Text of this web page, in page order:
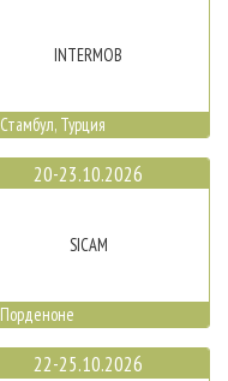
INTERMOB
Стамбул, Турция
20-23.10.2026
SICAM
Порденоне
22-25.10.2026